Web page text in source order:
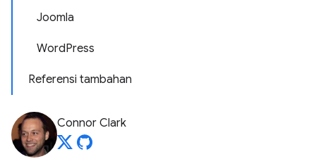
Joomla
WordPress
Referensi tambahan
Connor Clark